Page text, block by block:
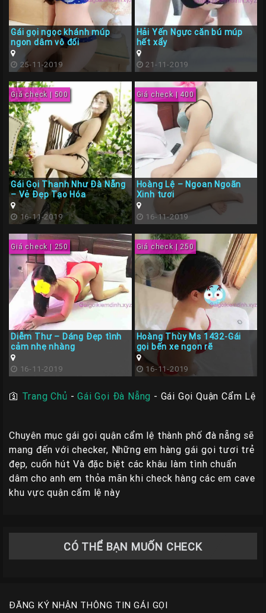
Gái gọi ngọc khánh múp
ngon dâm vô đối
25-11-2019
Hải Yến Ngực căn bú múp
hết xẩy
21-11-2019
Giá check | 500
Gái Gọi Thanh Như Đà Nẵng
– Vẻ Đẹp Tạo Hóa
16-11-2019
Giá check | 400
Hoàng Lệ – Ngoan Ngoãn
Xinh tươi
16-11-2019
Giá check | 250
Diễm Thư – Dáng Đẹp tình
cảm nhẹ nhàng
16-11-2019
Giá check | 250
Hoàng Thùy Ms 1432-Gái
gọi bến xe ngon rẽ
16-11-2019
🛐 Trang Chủ -Gái Gọi Đà Nẵng - Gái Gọi Quận Cẩm Lệ
Chuyên mục gái gọi quận cẩm lệ thành phố đà nẵng sẽ
mang đến với checker, Những em hàng gái gọi tươi trẻ
đẹp, cuốn hút Và đặc biệt các khâu làm tình chuẩn
dâm cho anh em thỏa mãn khi check hàng các em cave
khu vực quận cẩm lệ này
CÓ THỂ BẠN MUỐN CHECK
ĐĂNG KÝ NHẬN THÔNG TIN GÁI GỌI